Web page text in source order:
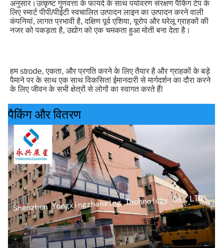
अनुसार।उत्कृष्ट गुणवत्ता के फायदे के साथ पर्यावरण संरक्षण पैकिंग टेप के
लिए स्मार्ट पीपी/पीईटी स्वचालित उत्पादन लाइन का उत्पादन करने वाली
कंपनियां, लागत प्रभावी है, दक्षिण पूर्व एशिया, यूरोप और घरेलू ग्राहकों की
नजर को पकड़ता है, उद्योग को एक चमकता हुआ मोती बना देता है।
हम strode, एकता, और प्रगति करने के लिए तैयार है और ग्राहकों के बड़े
पैमाने पर के साथ एक साथ विकसित! ईमानदारी से मार्गदर्शन का दौरा करने
के लिए जीवन के सभी क्षेत्रों से लोगों का स्वागत करते हैं!
पैकिंग और वितरण